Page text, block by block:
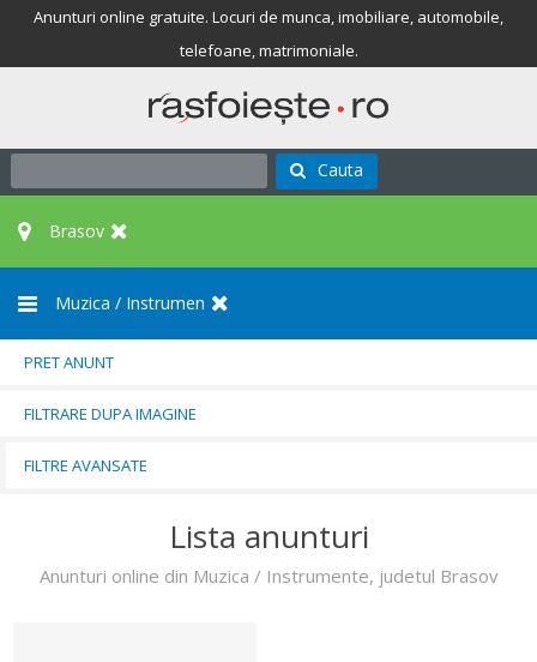
Anunturi online gratuite. Locuri de munca, imobiliare, automobile,
telefoane, matrimoniale.
Cauta
Brasov
Muzica / Instrumen
PRET ANUNT
FILTRARE DUPA IMAGINE
FILTRE AVANSATE
Lista anunturi
Anunturi online din Muzica / Instrumente, judetul Brasov